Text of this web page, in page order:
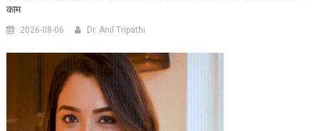
काम
2026-08-06 Dr. Anil Tripathi